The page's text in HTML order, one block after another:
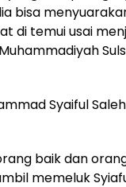
bisa
di temui usai
Syaiful
baik dan
memeluk